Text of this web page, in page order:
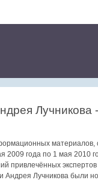
Лучникова
материалов,
года по 1 мая 2010
привлечённых
Андрея Лучникова были